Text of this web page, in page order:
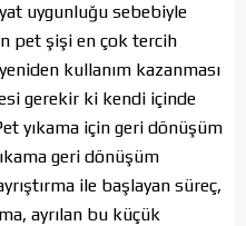
uygunluğu sebebiyle
pet şişi en çok tercih
kullanım kazanması
gerekir ki kendi içinde
yıkama için geri dönüşüm
geri dönüşüm
ile başlayan süreç,
ayrılan bu küçük